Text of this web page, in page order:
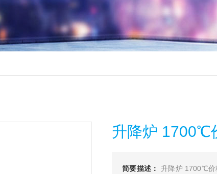
升降炉 1700℃
简要描述：
升降炉 1700℃价